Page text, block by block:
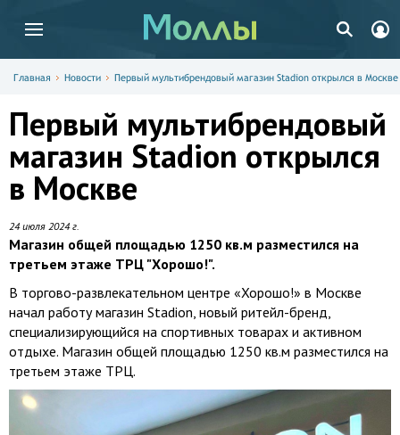
Главная Новости Первый мультибрендовый магазин Stadion открылся в Москве
Первый мультибрендовый
магазин Stadion открылся
в Москве
24 июля 2024 г.
Магазин общей площадью 1250 кв.м разместился на
третьем этаже ТРЦ "Хорошо!".
В торгово-развлекательном центре «Хорошо!» в Москве
начал работу магазин Stadion, новый ритейл-бренд,
специализирующийся на спортивных товарах и активном
отдыхе. Магазин общей площадью 1250 кв.м разместился на
третьем этаже ТРЦ.